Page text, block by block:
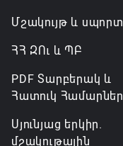
Մշակույթ և սպորտ
ՀՀ ԶՈւ և ՊԲ
PDF Տարբերակ և
Հատուկ Համարներ
Սյունյաց երկիր.
մշակութային